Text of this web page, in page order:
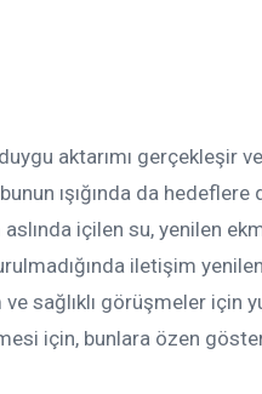
aktarımı gerçekleşir
ışığında da hedeflere
içilen su, yenilen
iletişim yenilen
sağlıklı görüşmeler için
için, bunlara özen